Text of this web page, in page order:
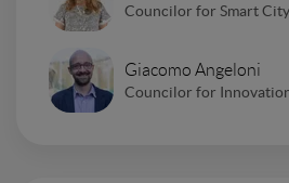
Councilor for Smart
Giacomo Angeloni
Councilor for